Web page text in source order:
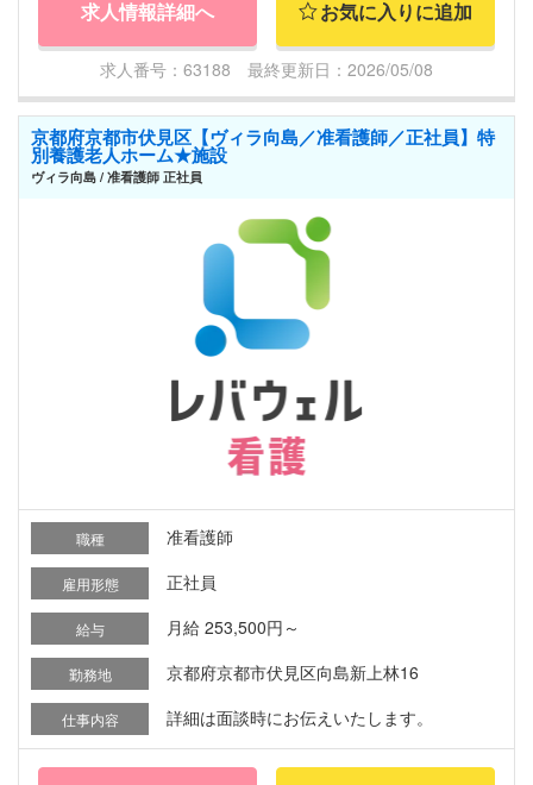
求人情報詳細へ お気に入りに追加
求人番号：63188 最終更新日：2026/05/08
京都府京都市伏見区【ヴィラ向島／准看護師／正社員】特
別養護老人ホーム★施設
ヴィラ向島 / 准看護師 正社員
職種 准看護師
雇用形態 正社員
給与 月給 253,500円～
勤務地 京都府京都市伏見区向島新上林16
仕事内容 詳細は面談時にお伝えいたします。